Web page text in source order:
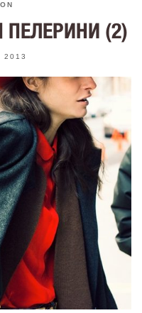
| ПЕЛЕРИНИ (2)
2013